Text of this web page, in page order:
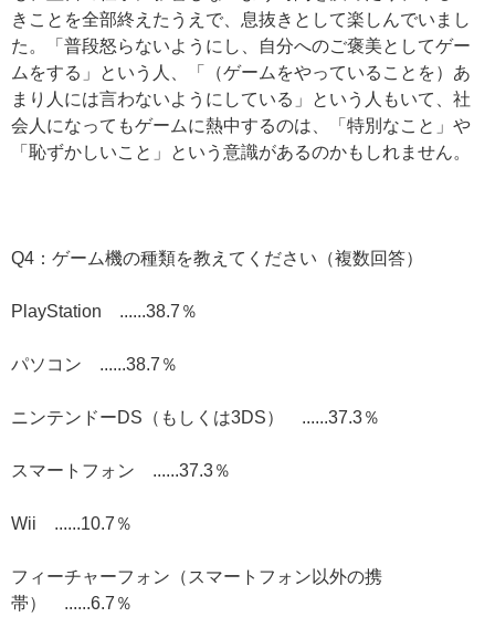
きことを全部終えたうえで、息抜きとして楽しんでいまし
た。「普段怒らないようにし、自分へのご褒美としてゲー
ムをする」という人、「（ゲームをやっていることを）あ
まり人には言わないようにしている」という人もいて、社
会人になってもゲームに熱中するのは、「特別なこと」や
「恥ずかしいこと」という意識があるのかもしれません。
Q4：ゲーム機の種類を教えてください（複数回答）
PlayStation ......38.7％
パソコン ......38.7％
ニンテンドーDS（もしくは3DS） ......37.3％
スマートフォン ......37.3％
Wii ......10.7％
フィーチャーフォン（スマートフォン以外の携
帯） ......6.7％